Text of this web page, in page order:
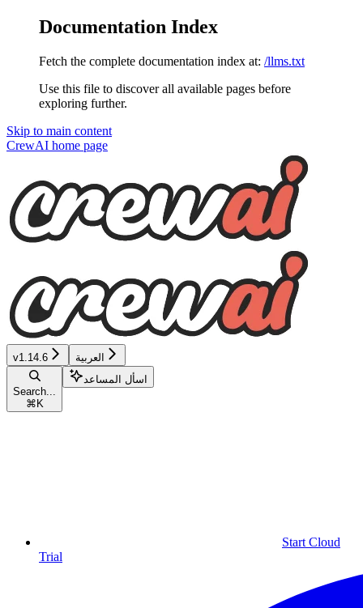
Documentation Index
Fetch the complete documentation index at: /llms.txt
Use this file to discover all available pages before
exploring further.
Skip to main content
CrewAI home page
v1.14.6 العربية
Search...
⌘ K
اسأل المساعد
Start Cloud
Trial